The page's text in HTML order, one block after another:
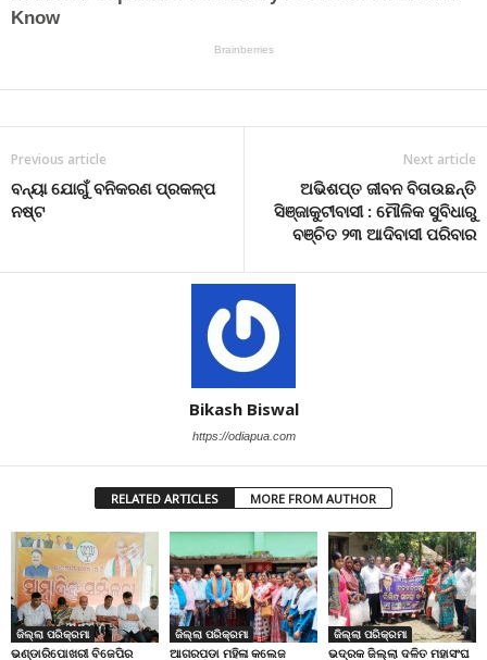
Previous article
ବନ୍ୟା ଯୋଗୁଁ ବନିକରଣ ପ୍ରକଳ୍ପ
ନଷ୍ଟ
Next article
ଅଭିଶପ୍ତ ଜୀବନ ବିତାଉଛନ୍ତି
ସିଞ୍ଜାକୁଟୀବାସୀ : ମୌଳିକ ସୁବିଧାରୁ
ବଞ୍ଚିତ ୨୩ ଆଦିବାସୀ ପରିବାର
Bikash Biswal
https://odiapua.com
RELATED ARTICLES MORE FROM AUTHOR
ଜିଲ୍ଲା ପରିକ୍ରମା
ଭଣ୍ଡାରିପୋଖରୀ ବିଜେପିର
ଜିଲ୍ଲା ପରିକ୍ରମା
ଆଗରପଡା ମହିଳା କଲେଜ
ଜିଲ୍ଲା ପରିକ୍ରମା
ଭଦ୍ରକ ଜିଲ୍ଲା ଦଳିତ ମହାସଂଘ